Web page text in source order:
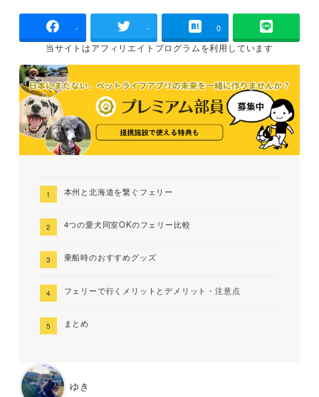
- - 0
当サイトはアフィリエイトプログラムを利用しています
本州と北海道を繋ぐフェリー
4つの愛犬同室OKのフェリー比較
乗船時のおすすめグッズ
フェリーで行くメリットとデメリット・注意点
まとめ
ゆき